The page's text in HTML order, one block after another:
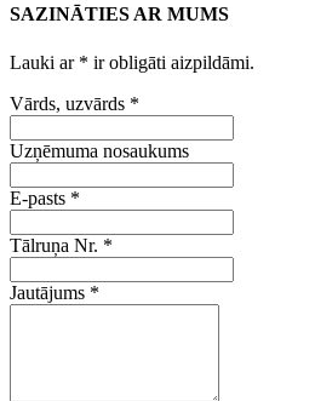
SAZINĀTIES AR MUMS
Lauki ar * ir obligāti aizpildāmi.
Vārds, uzvārds *
Uzņēmuma nosaukums
E-pasts *
Tālruņa Nr. *
Jautājums *